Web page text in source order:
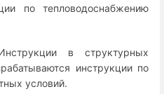
по тепловодоснабжению
в структурных
инструкции по
условий.